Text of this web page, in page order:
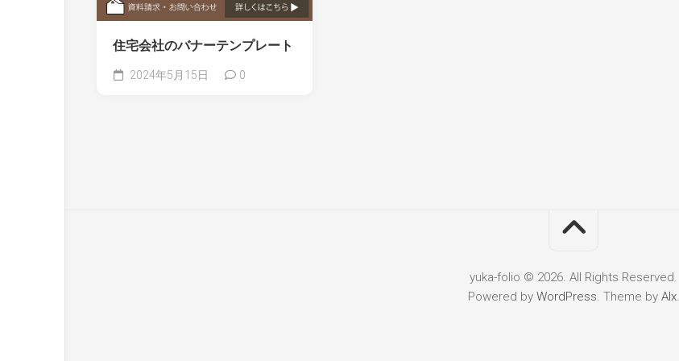
住宅会社のバナーテンプレート
2024年5月15日 0
yuka-folio © 2026. All Rights Reserved.
Powered by WordPress. Theme by Alx.